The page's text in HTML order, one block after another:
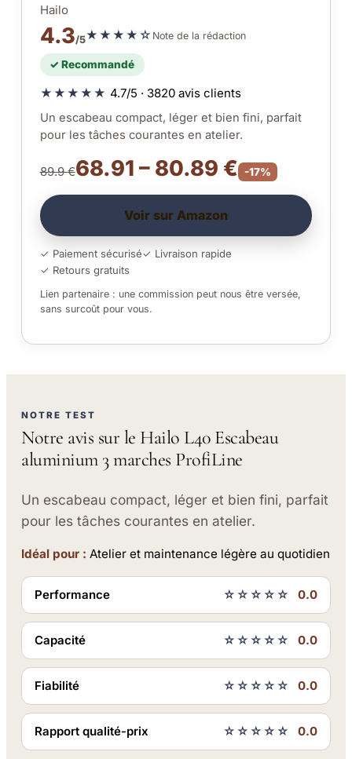
Hailo
4.3/5★★★★☆ Note de la rédaction
✓ Recommandé
★★★★★ 4.7/5 · 3820 avis clients
Un escabeau compact, léger et bien fini, parfait
pour les tâches courantes en atelier.
89.9 €68.91 – 80.89 € -17%
Voir sur Amazon
✓ Paiement sécurisé✓ Livraison rapide
✓ Retours gratuits
Lien partenaire : une commission peut nous être versée,
sans surcoût pour vous.
NOTRE TEST
Notre avis sur le Hailo L40 Escabeau
aluminium 3 marches ProfiLine
Un escabeau compact, léger et bien fini, parfait
pour les tâches courantes en atelier.
Idéal pour : Atelier et maintenance légère au quotidien
Performance ☆☆☆☆☆ 0.0
Capacité ☆☆☆☆☆ 0.0
Fiabilité ☆☆☆☆☆ 0.0
Rapport qualité-prix ☆☆☆☆☆ 0.0